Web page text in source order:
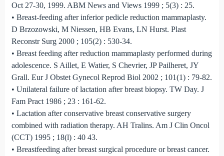
Oct 27-30, 1999. ABM News and Views 1999 ; 5(3) : 25.
• Breast-feeding after inferior pedicle reduction mammaplasty.
D Brzozowski, M Niessen, HB Evans, LN Hurst. Plast
Reconstr Surg 2000 ; 105(2) : 530-34.
• Breast feeding after reduction mammaplasty performed during
adolescence. S Aillet, E Watier, S Chevrier, JP Pailheret, JY
Grall. Eur J Obstet Gynecol Reprod Biol 2002 ; 101(1) : 79-82.
• Unilateral failure of lactation after breast biopsy. TW Day. J
Fam Pract 1986 ; 23 : 161-62.
• Lactation after conservative breast conservative surgery
combined with radiation therapy. AH Tralins. Am J Clin Oncol
(CCT) 1995 ; 18(l) : 40 43.
• Breastfeeding after breast surgical procedure or breast cancer.